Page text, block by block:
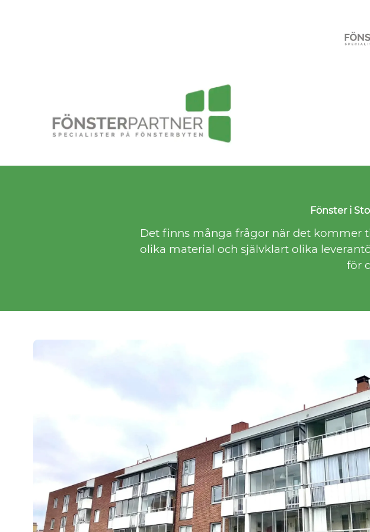
Fönster i
Det finns många frågor när det kommer
olika material och självklart olika
för